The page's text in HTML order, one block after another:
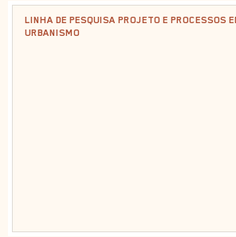
LINHA DE PESQUISA PROJETO E PROCESSOS
URBANISMO